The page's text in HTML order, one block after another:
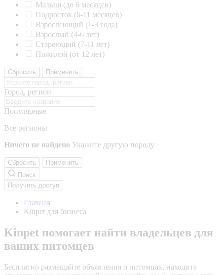
Малыш (до 6 месяцев)
Подросток (6-11 месяцев)
Взрослеющий (1-3 года)
Взрослый (4-6 лет)
Стареющий (7-11 лет)
Пожилой (от 12 лет)
Сбросить Применить
Город, регион
Популярные
Все регионы
Ничего не найдено Укажите другую породу
Сбросить
Применить
Поиск
Получить доступ
Главная
Kinpet для бизнеса
Kinpet помогает найти владельцев для
ваших питомцев
Бесплатно размещайте объявления о питомцах, находите